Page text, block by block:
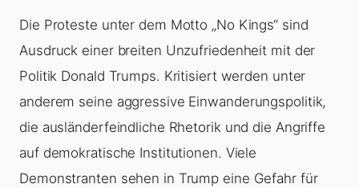
Die Proteste unter dem Motto „No Kings“ sind
Ausdruck einer breiten Unzufriedenheit mit der
Politik Donald Trumps. Kritisiert werden unter
anderem seine aggressive Einwanderungspolitik,
die ausländerfeindliche Rhetorik und die Angriffe
auf demokratische Institutionen. Viele
Demonstranten sehen in Trump eine Gefahr für